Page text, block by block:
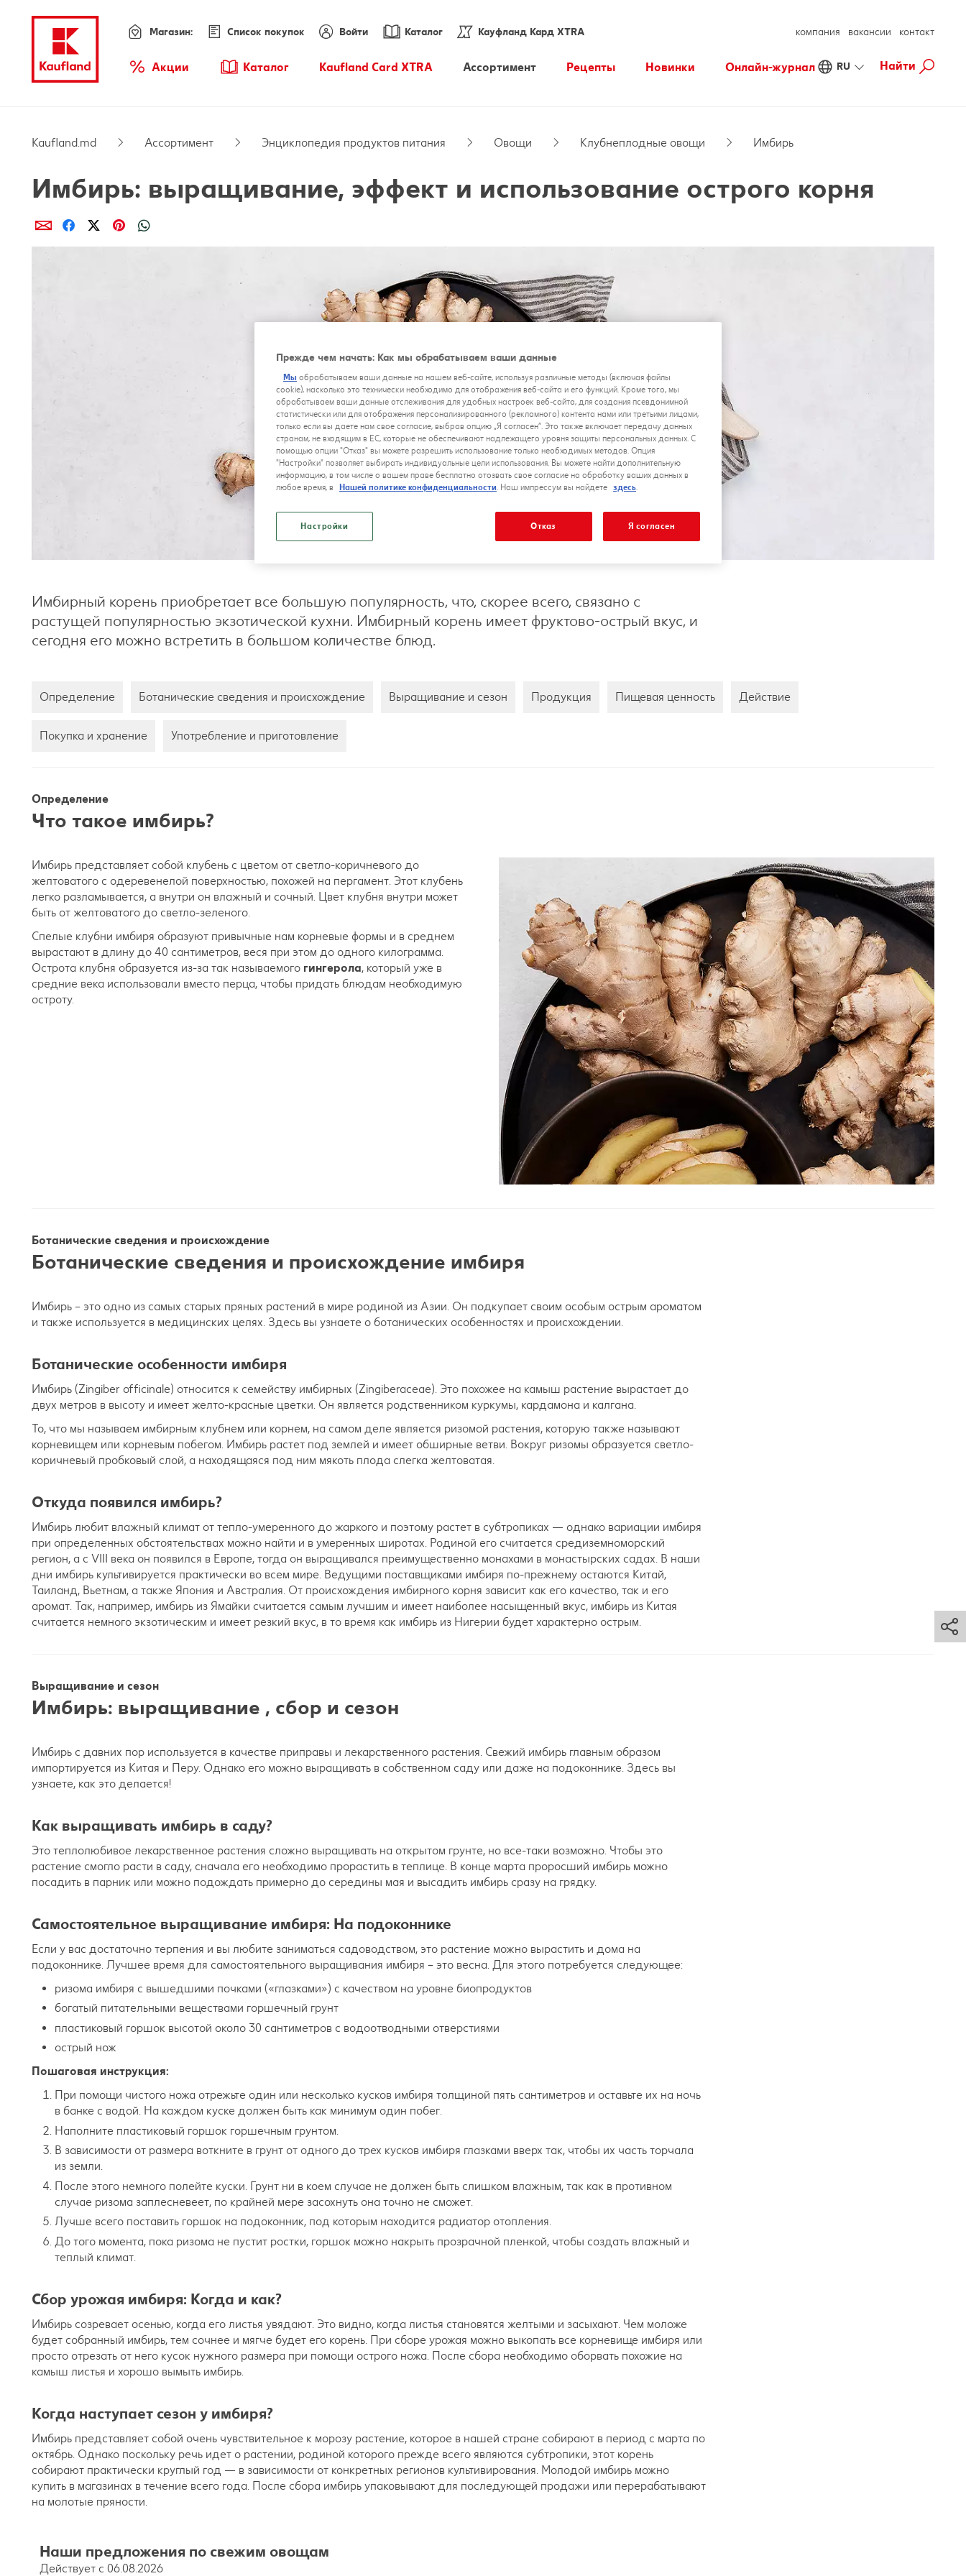
МенюАкции Каталог Kaufland Card XTRA Ассортимент
PARKSIDE
Pецепты Новинки Онлайн-журнал
Каталог
Магазин: Войти
Список покупок Кауфланд Кард XTRA компания вакансии контакт
RU Найти
Kaufland.md Ассортимент Энциклопедия продуктов питания Овощи Клубнеплодные овощи Имбирь
Имбирь: выращивание, эффект и использование острого корня
ПоделиcьПоделиcь
ПоделиcьПоделиcь
Имбирный корень приобретает все большую популярность, что, скорее всего, связано с
растущей популярностью экзотической кухни. Имбирный корень имеет фруктово-острый вкус, и
сегодня его можно встретить в большом количестве блюд.
Определение Ботанические сведения и происхождение Выращивание и сезон Продукция Пищевая ценность Действие
Покупка и хранение Употребление и приготовление
Определение
Что такое имбирь?
Имбирь представляет собой клубень с цветом от светло-коричневого до
желтоватого с одеревенелой поверхностью, похожей на пергамент. Этот клубень
легко разламывается, а внутри он влажный и сочный. Цвет клубня внутри может
быть от желтоватого до светло-зеленого.
Спелые клубни имбиря образуют привычные нам корневые формы и в среднем
вырастают в длину до 40 сантиметров, веся при этом до одного килограмма.
Острота клубня образуется из-за так называемого гингерола, который уже в
средние века использовали вместо перца, чтобы придать блюдам необходимую
остроту.
Ботанические сведения и происхождение
Ботанические сведения и происхождение имбиря
Имбирь – это одно из самых старых пряных растений в мире родиной из Азии. Он подкупает своим особым острым ароматом
и также используется в медицинских целях. Здесь вы узнаете о ботанических особенностях и происхождении.
Ботанические особенности имбиря
Имбирь (Zingiber officinale) относится к семейству имбирных (Zingiberaceae). Это похожее на камыш растение вырастает до
двух метров в высоту и имеет желто-красные цветки. Он является родственником куркумы, кардамона и калгана.
То, что мы называем имбирным клубнем или корнем, на самом деле является ризомой растения, которую также называют
корневищем или корневым побегом. Имбирь растет под землей и имеет обширные ветви. Вокруг ризомы образуется светло-
коричневый пробковый слой, а находящаяся под ним мякоть плода слегка желтоватая.
Откуда появился имбирь?
Имбирь любит влажный климат от тепло-умеренного до жаркого и поэтому растет в субтропиках — однако вариации имбиря
при определенных обстоятельствах можно найти и в умеренных широтах. Родиной его считается средиземноморский
регион, а с VIII века он появился в Европе, тогда он выращивался преимущественно монахами в монастырских садах. В наши
дни имбирь культивируется практически во всем мире. Ведущими поставщиками имбиря по-прежнему остаются Китай,
Таиланд, Вьетнам, а также Япония и Австралия. От происхождения имбирного корня зависит как его качество, так и его
аромат. Так, например, имбирь из Ямайки считается самым лучшим и имеет наиболее насыщенный вкус, имбирь из Китая
считается немного экзотическим и имеет резкий вкус, в то время как имбирь из Нигерии будет характерно острым.
Выращивание и сезон
Имбирь: выращивание , сбор и сезон
Имбирь с давних пор используется в качестве приправы и лекарственного растения. Свежий имбирь главным образом
импортируется из Китая и Перу. Однако его можно выращивать в собственном саду или даже на подоконнике. Здесь вы
узнаете, как это делается!
Как выращивать имбирь в саду?
Это теплолюбивое лекарственное растения сложно выращивать на открытом грунте, но все-таки возможно. Чтобы это
растение смогло расти в саду, сначала его необходимо прорастить в теплице. В конце марта проросший имбирь можно
посадить в парник или можно подождать примерно до середины мая и высадить имбирь сразу на грядку.
Самостоятельное выращивание имбиря: На подоконнике
Если у вас достаточно терпения и вы любите заниматься садоводством, это растение можно вырастить и дома на
подоконнике. Лучшее время для самостоятельного выращивания имбиря – это весна. Для этого потребуется следующее:
ризома имбиря с вышедшими почками («глазками») с качеством на уровне биопродуктов
богатый питательными веществами горшечный грунт
пластиковый горшок высотой около 30 сантиметров с водоотводными отверстиями
острый нож
Пошаговая инструкция:
При помощи чистого ножа отрежьте один или несколько кусков имбиря толщиной пять сантиметров и оставьте их на ночь
в банке с водой. На каждом куске должен быть как минимум один побег.
Наполните пластиковый горшок горшечным грунтом.
В зависимости от размера воткните в грунт от одного до трех кусков имбиря глазками вверх так, чтобы их часть торчала
из земли.
После этого немного полейте куски. Грунт ни в коем случае не должен быть слишком влажным, так как в противном
случае ризома заплесневеет, по крайней мере засохнуть она точно не сможет.
Лучше всего поставить горшок на подоконник, под которым находится радиатор отопления.
До того момента, пока ризома не пустит ростки, горшок можно накрыть прозрачной пленкой, чтобы создать влажный и
теплый климат.
Сбор урожая имбиря: Когда и как?
Имбирь созревает осенью, когда его листья увядают. Это видно, когда листья становятся желтыми и засыхают. Чем моложе
будет собранный имбирь, тем сочнее и мягче будет его корень. При сборе урожая можно выкопать все корневище имбиря или
просто отрезать от него кусок нужного размера при помощи острого ножа. После сбора необходимо оборвать похожие на
камыш листья и хорошо вымыть имбирь.
Когда наступает сезон у имбиря?
Имбирь представляет собой очень чувствительное к морозу растение, которое в нашей стране собирают в период с марта по
октябрь. Однако поскольку речь идет о растении, родиной которого прежде всего являются субтропики, этот корень
собирают практически круглый год — в зависимости от конкретных регионов культивирования. Молодой имбирь можно
купить в магазинах в течение всего года. После сбора имбирь упаковывают для последующей продажи или перерабатывают
на молотые пряности.
Наши предложения по свежим овощам
Действует с 06.08.2026
Прежде чем начать: Как мы обрабатываем ваши данные
Мы обрабатываем ваши данные на нашем веб-сайте, используя различные методы (включая файлы
cookie), насколько это технически необходимо для отображения веб-сайта и его функций. Кроме того, мы
обрабатываем ваши данные отслеживания для удобных настроек веб-сайта, для создания псевдонимной
статистически или для отображения персонализированного (рекламного) контента нами или третьими лицами,
только если вы даете нам свое согласие, выбрав опцию „Я согласен”. Это также включает передачу данных
странам, не входящим в ЕС, которые не обеспечивают надлежащего уровня защиты персональных данных. С
помощью опции "Отказ" вы можете разрешить использование только необходимых методов. Опция
"Настройки" позволяет выбирать индивидуальные цели использования. Вы можете найти дополнительную
информацию, в том числе о вашем праве бесплатно отозвать свое согласие на обработку ваших данных в
любое время, в
Нашей политике конфиденциальности. Наш импрессум вы найдете здесь.
Настройки Отказ Я согласен